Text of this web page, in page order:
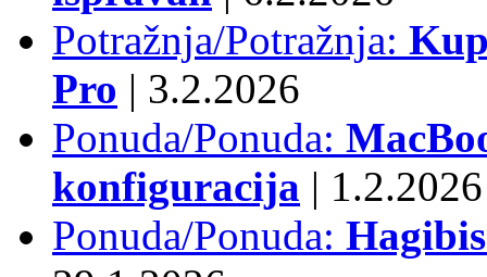
Potražnja/Potražnja:
Pro | 3.2.2026
Ponuda/Ponuda:
konfiguracija | 1.2.2026
Ponuda/Ponuda: